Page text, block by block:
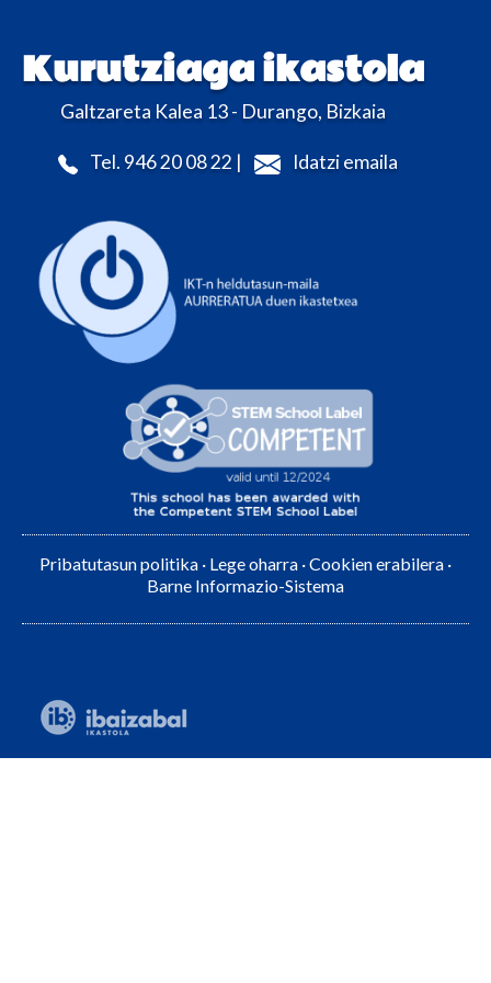
Kurutziaga ikastola
Galtzareta Kalea 13 - Durango, Bizkaia
Tel. 946 20 08 22 | Idatzi emaila
Pribatutasun politika · Lege oharra ·Cookien erabilera ·
Barne Informazio-Sistema